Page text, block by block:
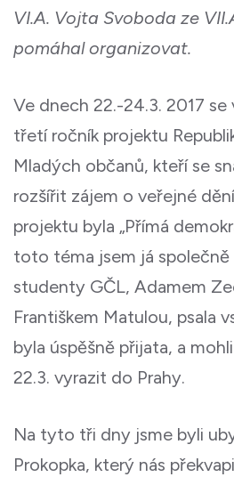
VI.A. Vojta Svoboda ze
pomáhal organizovat.
Ve dnech 22.-24.3. 2017 se
třetí ročník projektu
Mladých občanů, kteří se
rozšířit zájem o veřejné
projektu byla „Přímá
toto téma jsem já společně
studenty GČL, Adamem
Františkem Matulou, psala
byla úspěšně přijata, a
22.3. vyrazit do Prahy.
Na tyto tři dny jsme byli
Prokopka, který nás